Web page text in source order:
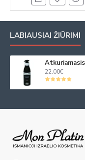
LABIAUSIAI ŽIŪRIMI
22.00€